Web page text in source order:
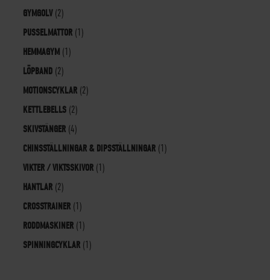
GYMGOLV(2)
PUSSELMATTOR (1)
HEMMAGYM (1)
LÖPBAND (2)
MOTIONSCYKLAR (2)
KETTLEBELLS (2)
SKIVSTÄNGER (4)
CHINSSTÄLLNINGAR & DIPSSTÄLLNINGAR (1)
VIKTER / VIKTSSKIVOR (1)
HANTLAR (2)
CROSSTRAINER (1)
RODDMASKINER (1)
SPINNINGCYKLAR (1)